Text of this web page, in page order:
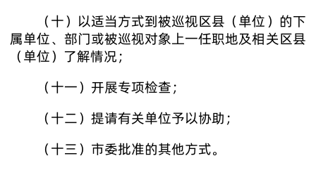
（十）以适当方式到被巡视区县（单位）的下
属单位、部门或被巡视对象上一任职地及相关区县
（单位）了解情况；
（十一）开展专项检查；
（十二）提请有关单位予以协助；
（十三）市委批准的其他方式。